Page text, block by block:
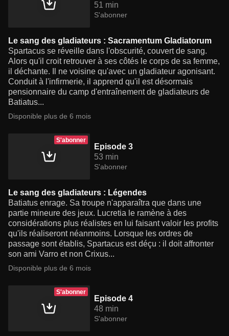
51 min
S'abonner
Le sang des gladiateurs : Sacramentum Gladiatorum
Spartacus se réveille dans l'obscurité, couvert de sang.
Alors qu'il croit retrouver à ses côtés le corps de sa femme,
il déchante. Il ne voisine qu'avec un gladiateur agonisant.
Conduit à l'infirmerie, il apprend qu'il est désormais
pensionnaire du camp d'entraînement de gladiateurs de
Batiatus...
Disponible plus de 6 mois
S'abonner
Episode 3
53 min
S'abonner
Le sang des gladiateurs : Légendes
Batiatus enrage. Sa troupe n'apparaîtra que dans une
partie mineure des jeux. Lucretia le ramène à des
considérations plus réalistes en lui faisant valoir les profits
qu'ils réaliseront néanmoins. Lorsque les ordres de
passage sont établis, Spartacus est déçu : il doit affronter
son ami Varro et non Crixus...
Disponible plus de 6 mois
S'abonner
Episode 4
48 min
S'abonner